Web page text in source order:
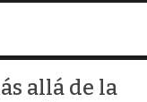
allá de la